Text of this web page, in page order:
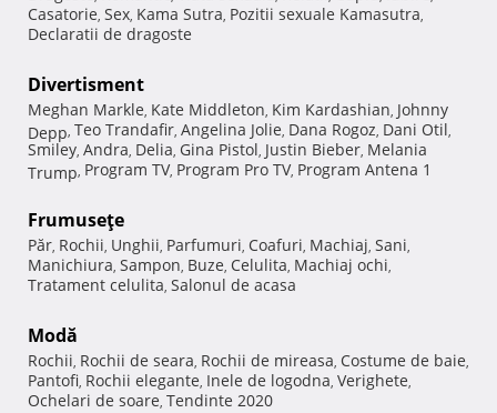
Casatorie, Sex, Kama Sutra, Pozitii sexuale Kamasutra,
Declaratii de dragoste
Divertisment
Meghan Markle, Kate Middleton, Kim Kardashian, Johnny
Depp, Teo Trandafir, Angelina Jolie, Dana Rogoz, Dani Otil,
Smiley, Andra, Delia, Gina Pistol, Justin Bieber, Melania
Trump, Program TV, Program Pro TV, Program Antena 1
Frumuseţe
Păr, Rochii, Unghii, Parfumuri, Coafuri, Machiaj, Sani,
Manichiura, Sampon, Buze, Celulita, Machiaj ochi,
Tratament celulita, Salonul de acasa
Modă
Rochii, Rochii de seara, Rochii de mireasa, Costume de baie,
Pantofi, Rochii elegante, Inele de logodna, Verighete,
Ochelari de soare, Tendinte 2020